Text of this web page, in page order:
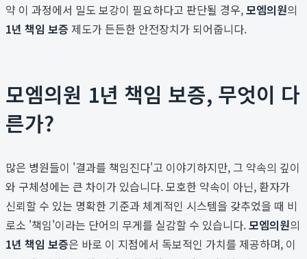
약 이 과정에서 밀도 보강이 필요하다고 판단될 경우,모엠의원의
1년 책임 보증 제도가 든든한 안전장치가 되어줍니다.
모엠의원 1년 책임 보증, 무엇이 다
른가?
많은 병원들이 '결과를 책임진다'고 이야기하지만, 그 약속의 깊이
와 구체성에는 큰 차이가 있습니다. 모호한 약속이 아닌, 환자가
신뢰할 수 있는 명확한 기준과 체계적인 시스템을 갖추었을 때 비
로소 '책임'이라는 단어의 무게를 실감할 수 있습니다.모엠의원의
1년 책임 보증은 바로 이 지점에서 독보적인 가치를 제공하며, 이